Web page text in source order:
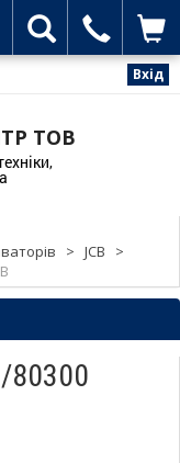
Вхід
ТОВ
> JCB
>
80300